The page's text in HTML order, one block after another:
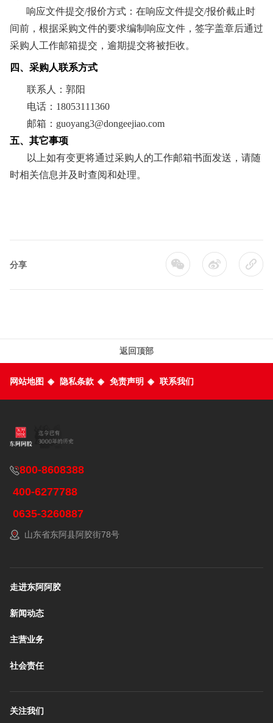
响应文件提交/报价方式：在响应文件提交/报价截止时
间前，根据采购文件的要求编制响应文件，签字盖章后通过
采购人工作邮箱提交，逾期提交将被拒收。
四、采购人联系方式
联系人：郭阳
电话：18053111360
邮箱：guoyang3@dongeejiao.com
五、其它事项
以上如有变更将通过采购人的工作邮箱书面发送，请随
时相关信息并及时查阅和处理。
分享
返回顶部
网站地图 ◈ 隐私条款 ◈ 免责声明 ◈ 联系我们
800-8608388
400-6277788
0635-3260887
山东省东阿县阿胶街78号
走进东阿阿胶
新闻动态
主营业务
社会责任
关注我们